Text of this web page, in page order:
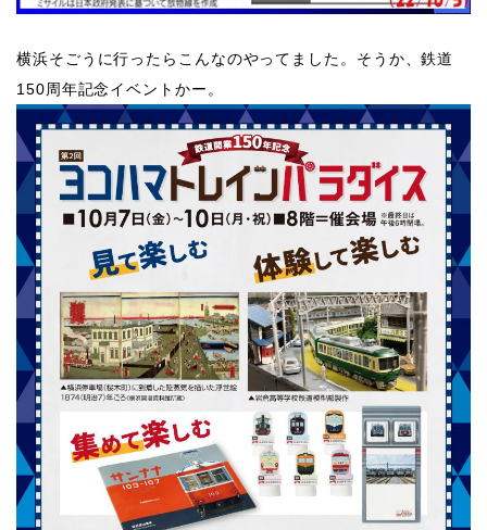
​横浜そごうに行ったらこんなのやってました。そうか、鉄道
150周年記念イベントかー。